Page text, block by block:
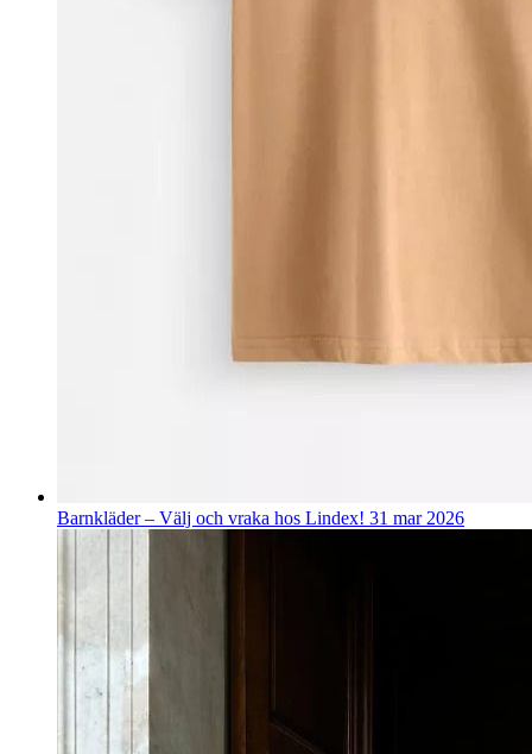
Barnkläder – Välj och vraka hos Lindex! 31 mar 2026